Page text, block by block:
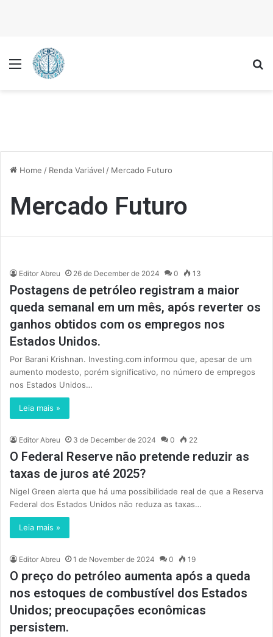
Menu
Home / Renda Variável / Mercado Futuro
Mercado Futuro
Editor Abreu 26 de December de 2024 0 13
Postagens de petróleo registram a maior
queda semanal em um mês, após reverter os
ganhos obtidos com os empregos nos
Estados Unidos.
Por Barani Krishnan. Investing.com informou que, apesar de um
aumento modesto, porém significativo, no número de empregos
nos Estados Unidos…
Leia mais »
Editor Abreu 3 de December de 2024 0 22
O Federal Reserve não pretende reduzir as
taxas de juros até 2025?
Nigel Green alerta que há uma possibilidade real de que a Reserva
Federal dos Estados Unidos não reduza as taxas…
Leia mais »
Editor Abreu 1 de November de 2024 0 19
O preço do petróleo aumenta após a queda
nos estoques de combustível dos Estados
Unidos; preocupações econômicas
persistem.